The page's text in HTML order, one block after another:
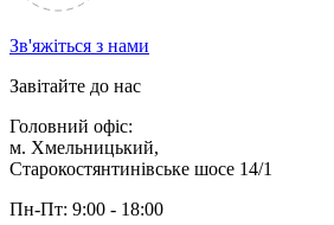
Зв'яжіться з нами
Завітайте до нас
Головний офіс:
м. Хмельницький,
Старокостянтинівське шосе 14/1
Пн-Пт: 9:00 - 18:00